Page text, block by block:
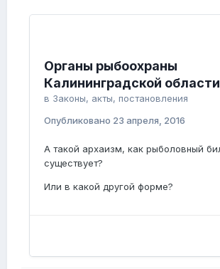
Органы рыбоохраны
Калининградской области
в Законы, акты, постановления
Опубликовано 23 апреля, 2016
А такой архаизм, как рыболовный
существует?
Или в какой другой форме?